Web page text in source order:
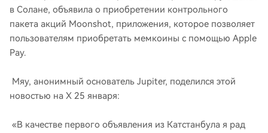
в Солане, объявила о приобретении контрольного
пакета акций Moonshot, приложения, которое позволяет
пользователям приобретать мемкоины с помощью Apple
Pay.
Мяу, анонимный основатель Jupiter, поделился этой
новостью на X 25 января:
«В качестве первого объявления из Катстанбула я рад